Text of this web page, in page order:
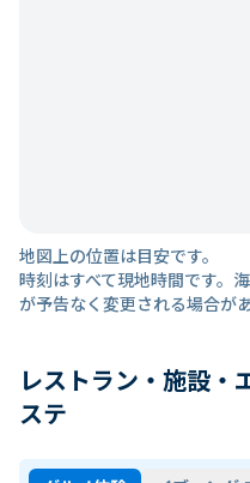
地図上の位置は目安です。
時刻はすべて現地時間です。
が予告なく変更される場合があ
レストラン・施設・
ステ